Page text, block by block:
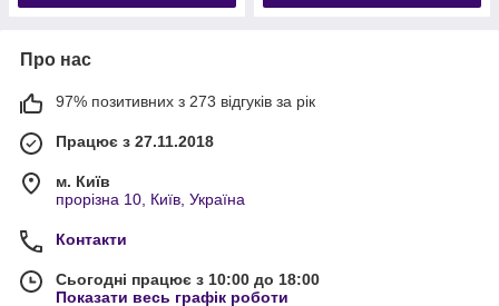
Про нас
97% позитивних з 273 відгуків за рік
Працює з 27.11.2018
м. Київ
прорізна 10, Київ, Україна
Контакти
Сьогодні працює з 10:00 до 18:00
Показати весь графік роботи